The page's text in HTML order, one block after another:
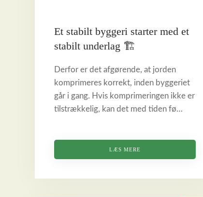
Et stabilt byggeri starter med et
stabilt underlag 🏗️
Derfor er det afgørende, at jorden
komprimeres korrekt, inden byggeriet
går i gang. Hvis komprimeringen ikke er
tilstrækkelig, kan det med tiden fø…
LÆS MERE